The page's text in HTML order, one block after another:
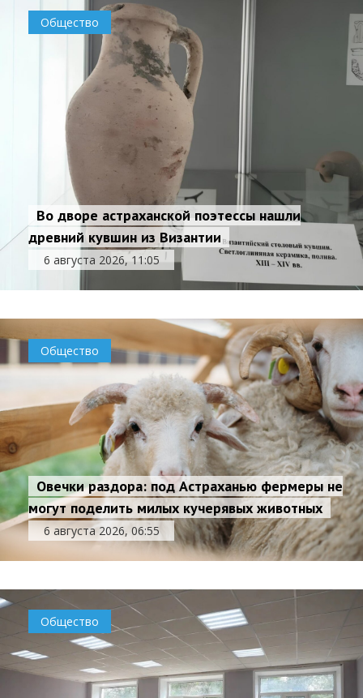
Общество
Во дворе астраханской поэтессы нашли
древний кувшин из Византии
6 августа 2026, 11:05
Общество
Овечки раздора: под Астраханью фермеры не
могут поделить милых кучерявых животных
6 августа 2026, 06:55
Общество